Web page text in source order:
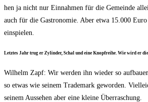
hen ja nicht nur Ein­nah­men für die Gemein­de
auch für die Gas­tro­no­mie. Aber etwa 15.000 Euro
einspielen.
Letz­tes Jahr trug er Zylin­der, Schal und eine Knopf­rei­he. Wie wird er
Wil­helm Zapf: Wir wer­den ihn wie­der so
so etwas wie sei­nem Trade­mark gewor­den.
sei­nem Aus­se­hen aber eine klei­ne Überraschung.